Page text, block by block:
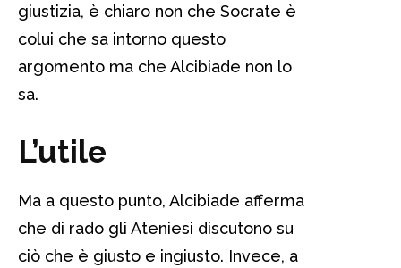
giustizia, è chiaro non che Socrate è
colui che sa intorno questo
argomento ma che Alcibiade non lo
sa.
L’utile
Ma a questo punto, Alcibiade afferma
che di rado gli Ateniesi discutono su
ciò che è giusto e ingiusto. Invece, a